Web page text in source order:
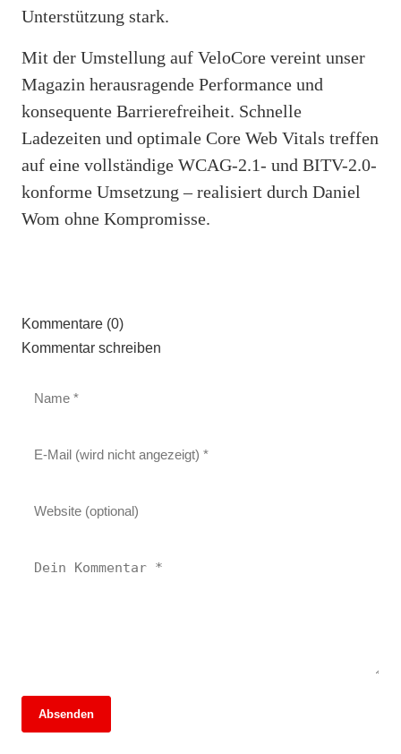
Unterstützung stark.
Mit der Umstellung auf VeloCore vereint unser
Magazin herausragende Performance und
konsequente Barrierefreiheit. Schnelle
Ladezeiten und optimale Core Web Vitals treffen
auf eine vollständige WCAG-2.1- und BITV-2.0-
konforme Umsetzung – realisiert durch Daniel
Wom ohne Kompromisse.
Kommentare (0)
Kommentar schreiben
Absenden
06. Juli 2026